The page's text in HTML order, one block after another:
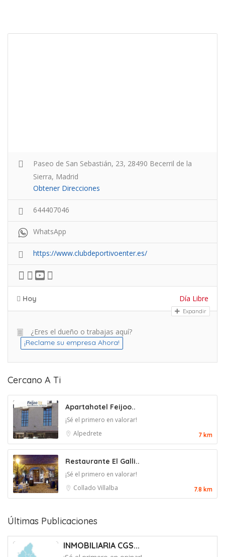
Paseo de San Sebastián, 23, 28490 Becerril de la
Sierra, Madrid
Obtener Direcciones
644407046
WhatsApp
https://www.clubdeportivoenter.es/
Hoy Día Libre
Expandir
¿Eres el dueño o trabajas aquí?
¡Reclame su empresa Ahora!
Cercano A Ti
Apartahotel Feijoo..
¡Sé el primero en valorar!
Alpedrete
7 km
Restaurante El Galli..
¡Sé el primero en valorar!
Collado Villalba
7.8 km
Últimas Publicaciones
INMOBILIARIA CGS...